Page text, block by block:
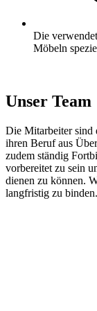
Die
Möbeln
Unser Team
Die Mitarbeiter sind
ihren Beruf aus
zudem ständig
vorbereitet zu sein
dienen zu können.
langfristig zu